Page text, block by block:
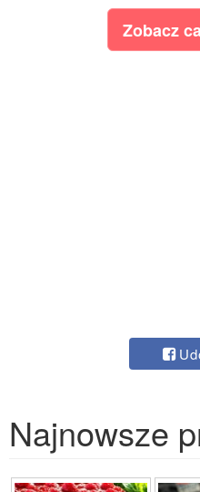
Zobacz
Najnowsze